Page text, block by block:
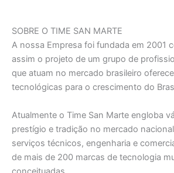
SOBRE O TIME SAN MARTE
A nossa Empresa foi fundada em 2001
assim o projeto de um grupo de
que atuam no mercado brasileiro
tecnológicas para o crescimento do
Atualmente o Time San Marte engloba
prestígio e tradição no mercado
serviços técnicos, engenharia e
de mais de 200 marcas de tecnologia